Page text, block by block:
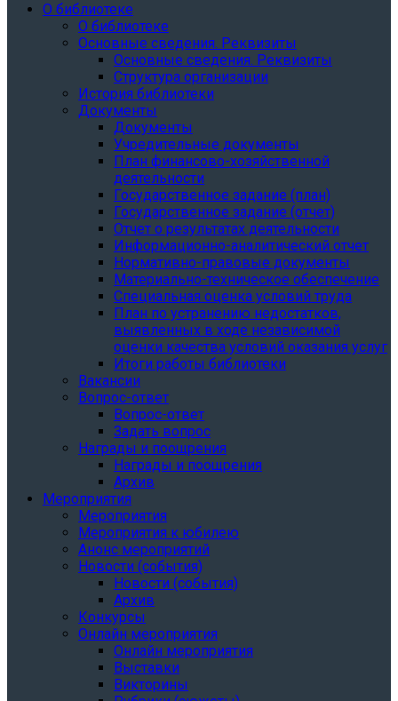
О библиотеке
О библиотеке
Основные сведения. Реквизиты
Основные сведения. Реквизиты
Структура организации
История библиотеки
Документы
Документы
Учредительные документы
План финансово-хозяйственной
деятельности
Государственное задание (план)
Государственное задание (отчет)
Отчет о результатах деятельности
Информационно-аналитический отчет
Нормативно-правовые документы
Материально-техническое обеспечение
Специальная оценка условий труда
План по устранению недостатков,
выявленных в ходе независимой
оценки качества условий оказания услуг
Итоги работы библиотеки
Вакансии
Вопрос-ответ
Вопрос-ответ
Задать вопрос
Награды и поощрения
Награды и поощрения
Архив
Мероприятия
Мероприятия
Мероприятия к юбилею
Анонс мероприятий
Новости (события)
Новости (события)
Архив
Конкурсы
Онлайн мероприятия
Онлайн мероприятия
Выставки
Викторины